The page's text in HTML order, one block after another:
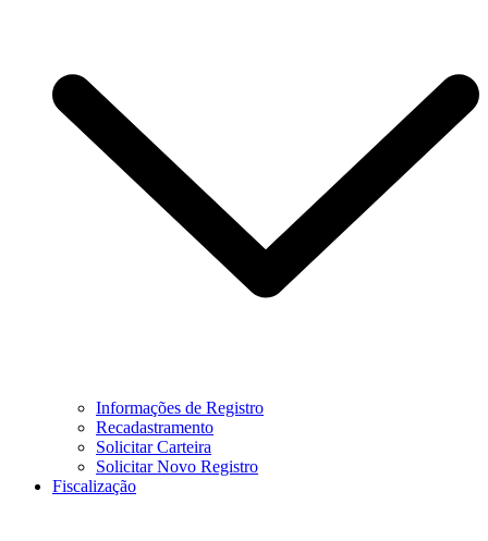
Informações de Registro
Recadastramento
Solicitar Carteira
Solicitar Novo Registro
Fiscalização